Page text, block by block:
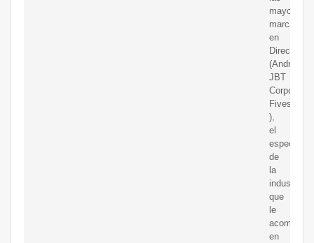
mayores
marcas
en
(Andritz,
JBT
Fives,
),
el
de
la
industria
que
le
en